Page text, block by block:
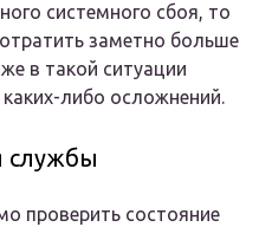
системного сбоя, то
заметно больше
в такой ситуации
либо осложнений.
службы
проверить состояние